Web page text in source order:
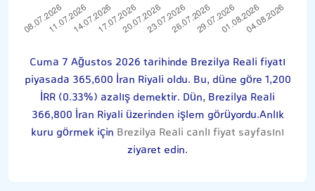
Cuma 7 Ağustos 2026 tarihinde Brezilya Reali fiyatı
piyasada 365,600 İran Riyali oldu. Bu, düne göre 1,200
İRR (0.33%) azalış demektir. Dün, Brezilya Reali
366,800 İran Riyali üzerinden işlem görüyordu.Anlık
kuru görmek için Brezilya Reali canlı fiyat sayfasını
ziyaret edin.